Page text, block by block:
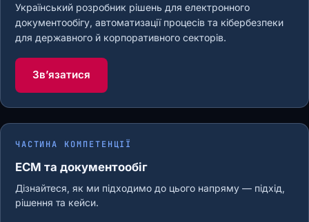
Український розробник рішень для електронного
документообігу, автоматизації процесів та кібербезпеки
для державного й корпоративного секторів.
Звʼязатися
ЧАСТИНА КОМПЕТЕНЦІЇ
ECM та документообіг
Дізнайтеся, як ми підходимо до цього напряму — підхід,
рішення та кейси.